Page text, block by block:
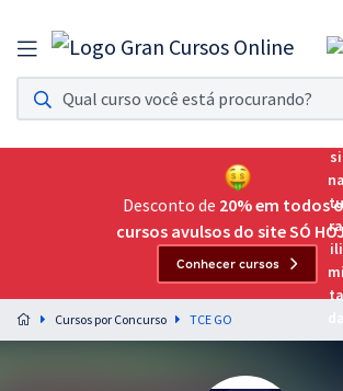
Assinatura Ilimitada 11
Acesso a todos os cursos. Teste grátis por 7 dias!
Assinatura OAB Até Passar
Acesso ilimitado a toda preparação para o Exame da
Preparação completa e intensiva para as principais
residências em saúde do Brasil
Desconto de 20% em todos
cursos avulsos do site SÓ
Conhecer cursos
Cursos por Concurso TCE GO